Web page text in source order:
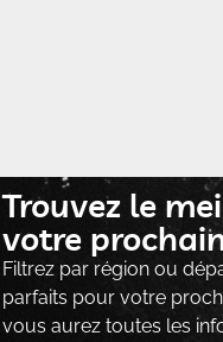
Trouvez le
votre
Filtrez par région ou
parfaits pour votre
vous aurez toutes les